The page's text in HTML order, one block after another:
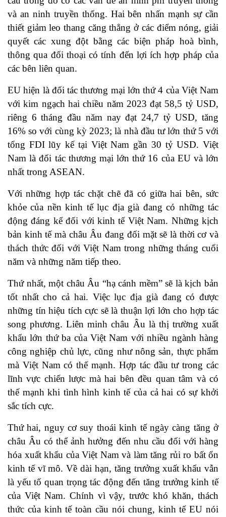
và an ninh truyền thống. Hai bên nhấn mạnh sự cần
thiết giảm leo thang căng thẳng ở các điểm nóng, giải
quyết các xung đột bằng các biện pháp hoà bình,
thông qua đối thoại có tính đến lợi ích hợp pháp của
các bên liên quan.
EU hiện là đối tác thương mại lớn thứ 4 của Việt Nam
với kim ngạch hai chiều năm 2023 đạt 58,5 tỷ USD,
riêng 6 tháng đầu năm nay đạt 24,7 tỷ USD, tăng
16% so với cùng kỳ 2023; là nhà đầu tư lớn thứ 5 với
tổng FDI lũy kế tại Việt Nam gần 30 tỷ USD. Việt
Nam là đối tác thương mại lớn thứ 16 của EU và lớn
nhất trong ASEAN.
Với những hợp tác chặt chẽ đã có giữa hai bên, sức
khỏe của nền kinh tế lục địa già đang có những tác
động đáng kể đối với kinh tế Việt Nam. Những kịch
bản kinh tế mà châu Âu đang đối mặt sẽ là thời cơ và
thách thức đối với Việt Nam trong những tháng cuối
năm và những năm tiếp theo.
Thứ nhất, một châu Âu “hạ cánh mềm” sẽ là kịch bản
tốt nhất cho cả hai. Việc lục địa già đang có được
những tín hiệu tích cực sẽ là thuận lợi lớn cho hợp tác
song phương. Liên minh châu Âu là thị trường xuất
khẩu lớn thứ ba của Việt Nam với nhiều ngành hàng
công nghiệp chủ lực, cũng như nông sản, thực phẩm
mà Việt Nam có thế mạnh. Hợp tác đầu tư trong các
lĩnh vực chiến lược mà hai bên đều quan tâm và có
thế mạnh khi tình hình kinh tế của cả hai có sự khởi
sắc tích cực.
Thứ hai, nguy cơ suy thoái kinh tế ngày càng tăng ở
châu Âu có thể ảnh hưởng đến nhu cầu đối với hàng
hóa xuất khẩu của Việt Nam và làm tăng rủi ro bất ổn
kinh tế vĩ mô. Về dài hạn, tăng trưởng xuất khẩu vẫn
là yếu tố quan trọng tác động đến tăng trưởng kinh tế
của Việt Nam. Chính vì vậy, trước khó khăn, thách
thức của kinh tế toàn cầu nói chung, kinh tế EU nói